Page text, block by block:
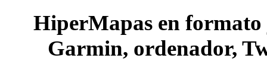
HiperMapas en
Garmin, ordenador,